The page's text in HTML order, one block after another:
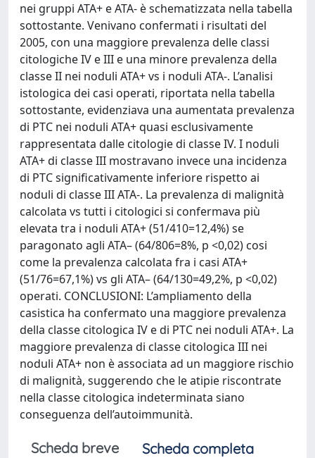
nei gruppi ATA+ e ATA- è schematizzata nella tabella
sottostante. Venivano confermati i risultati del
2005, con una maggiore prevalenza delle classi
citologiche IV e III e una minore prevalenza della
classe II nei noduli ATA+ vs i noduli ATA-. L’analisi
istologica dei casi operati, riportata nella tabella
sottostante, evidenziava una aumentata prevalenza
di PTC nei noduli ATA+ quasi esclusivamente
rappresentata dalle citologie di classe IV. I noduli
ATA+ di classe III mostravano invece una incidenza
di PTC significativamente inferiore rispetto ai
noduli di classe III ATA-. La prevalenza di malignità
calcolata vs tutti i citologici si confermava più
elevata tra i noduli ATA+ (51/410=12,4%) se
paragonato agli ATA– (64/806=8%, p <0,02) cosi
come la prevalenza calcolata fra i casi ATA+
(51/76=67,1%) vs gli ATA– (64/130=49,2%, p <0,02)
operati. CONCLUSIONI: L’ampliamento della
casistica ha confermato una maggiore prevalenza
della classe citologica IV e di PTC nei noduli ATA+. La
maggiore prevalenza di classe citologica III nei
noduli ATA+ non è associata ad un maggiore rischio
di malignità, suggerendo che le atipie riscontrate
nella classe citologica indeterminata siano
conseguenza dell’autoimmunità.
Scheda breve
Scheda completa